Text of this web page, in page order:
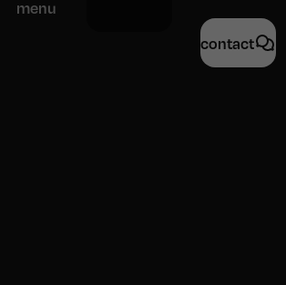
menu
contact